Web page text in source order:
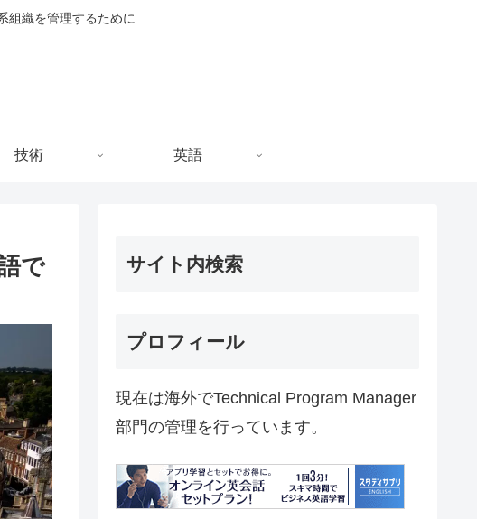
組織を管理するために
技術 英語
で
サイト内検索
プロフィール
現在は海外でTechnical Program Manager
部門の管理を行っています。